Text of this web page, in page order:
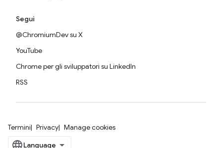
Segui
@ChromiumDev su X
YouTube
Chrome per gli sviluppatori su LinkedIn
RSS
Termini Privacy Manage cookies